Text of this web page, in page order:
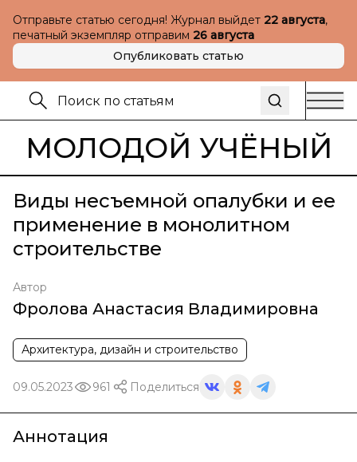
Отправьте статью сегодня! Журнал выйдет 22 августа,
печатный экземпляр отправим 26 августа
Опубликовать статью
МОЛОДОЙ УЧЁНЫЙ
Виды несъемной опалубки и ее
применение в монолитном
строительстве
Автор
Фролова Анастасия Владимировна
Архитектура, дизайн и строительство
09.05.2023 961 Поделиться
Аннотация